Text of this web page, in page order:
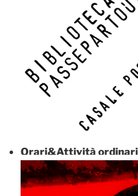
Orari&Attività